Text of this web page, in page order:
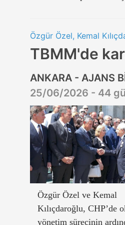
Özgür Özel, Kemal
TBMM'de
ANKARA - AJANS
25/06/2026 - 44
Özgür Özel ve Kemal
Kılıçdaroğlu, CHP’de
yönetim sürecinin